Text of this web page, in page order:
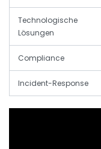
Technologische
Lösungen
Compliance
Incident-Response